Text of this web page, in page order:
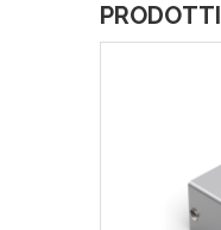
PRODOTTI